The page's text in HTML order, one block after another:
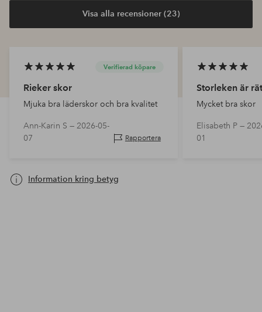
Visa alla recensioner (23)
Verifierad köpare
Rieker skor
Mjuka bra läderskor och bra kvalitet
Ann-Karin S — 2026-05-
07
Rapportera
Storleken är
Mycket bra skor
Elisabeth P —
01
Information kring betyg